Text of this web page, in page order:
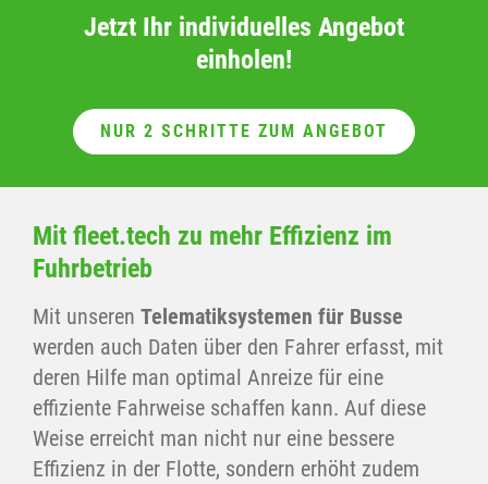
Jetzt Ihr individuelles Angebot
einholen!
NUR 2 SCHRITTE ZUM ANGEBOT
Mit fleet.tech zu mehr Effizienz im
Fuhrbetrieb
Mit unseren Telematiksystemen für Busse
werden auch Daten über den Fahrer erfasst, mit
deren Hilfe man optimal Anreize für eine
effiziente Fahrweise schaffen kann. Auf diese
Weise erreicht man nicht nur eine bessere
Effizienz in der Flotte, sondern erhöht zudem